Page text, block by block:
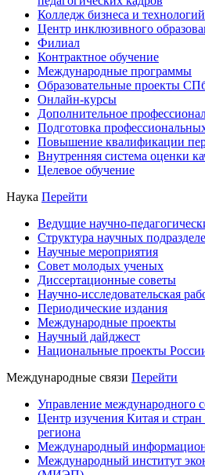
Колледж бизнеса и технологий
Центр инклюзивного
Филиал
Контрактное обучение
Международные программы
Образовательные проекты
Онлайн-курсы
Дополнительное
Подготовка
Повышение квалификации
Внутренняя система оценки
Целевое обучение
Наука Перейти
Ведущие научно-
Структура научных
Научные мероприятия
Совет молодых ученых
Диссертационные советы
Научно-исследовательская
Периодические издания
Международные проекты
Научный дайджест
Национальные проекты
Международные связи Перейти
Управление международного
Центр изучения Китая и
региона
Международный
Международный институт